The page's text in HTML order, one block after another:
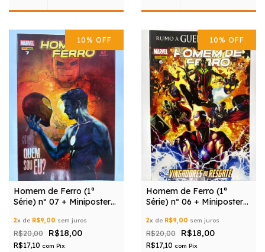
10% OFF
Homem de Ferro (1ª
Série) nº 07 + Miniposter
2x de R$9,00 sem juros
R$20,00 R$18,00
R$17,10 com Pix
10% OFF
Homem de Ferro (1ª
Série) nº 06 + Miniposter
2x de R$9,00 sem juros
R$20,00 R$18,00
R$17,10 com Pix